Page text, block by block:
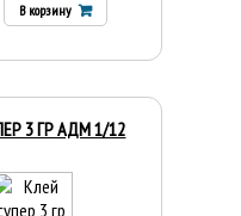
В корзину
3 ГР АДМ 1/12